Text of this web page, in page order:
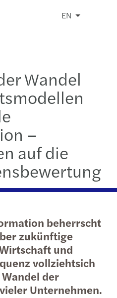
EN
Wandel
–
auf die
beherrscht
zukünftige
und
vollziehtsich
der
Unternehmen.